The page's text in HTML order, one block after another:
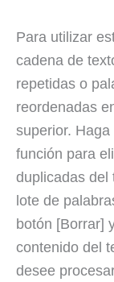
Para utilizar
cadena de
repetidas o
reordenadas
superior.
función para
duplicadas del
lote de
botón [Borrar]
contenido del
desee